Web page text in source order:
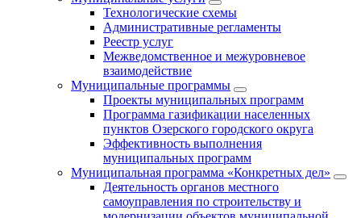
Технологические схемы
Административные регламенты
Реестр услуг
Межведомственное и межуровневое
взаимодействие
Муниципальные программы
Проекты муниципальных программ
Программа газификации населенных
пунктов Озерского городского округа
Эффективность выполнения
муниципальных программ
Муниципальная программа «Конкретных дел»
Деятельность органов местного
самоуправления по строительству и